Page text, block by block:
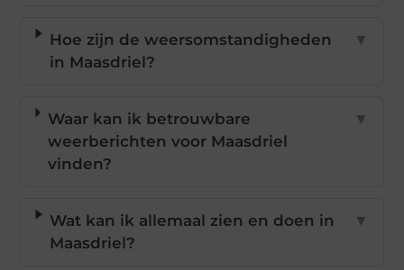
Hoe zijn de weersomstandigheden
in Maasdriel?
▼
Waar kan ik betrouwbare
weerberichten voor Maasdriel
vinden?
▼
Wat kan ik allemaal zien en doen in
Maasdriel?
▼